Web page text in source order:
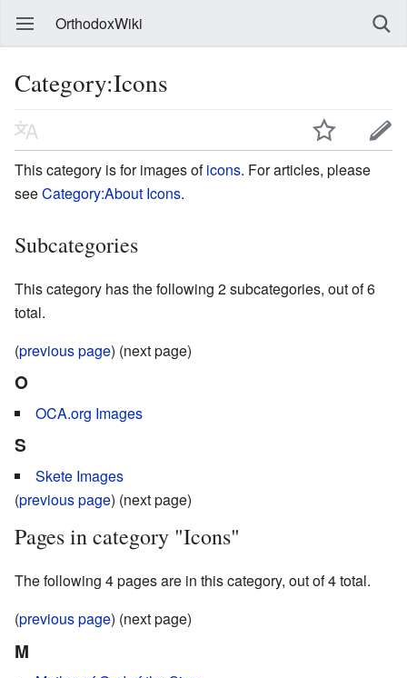
OrthodoxWiki
Category:Icons
This category is for images oficons. For articles, please
seeCategory:About Icons.
Subcategories
This category has the following 2 subcategories, out of 6
total.
(previous page) (next page)
O
OCA.org Images
S
Skete Images
(previous page) (next page)
Pages in category "Icons"
The following 4 pages are in this category, out of 4 total.
(previous page) (next page)
M